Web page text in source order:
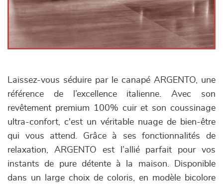
Laissez-vous séduire par le canapé ARGENTO, une
référence de l’excellence italienne. Avec son
revêtement premium 100% cuir et son coussinage
ultra-confort, c'est un véritable nuage de bien-être
qui vous attend. Grâce à ses fonctionnalités de
relaxation, ARGENTO est l’allié parfait pour vos
instants de pure détente à la maison. Disponible
dans un large choix de coloris, en modèle bicolore